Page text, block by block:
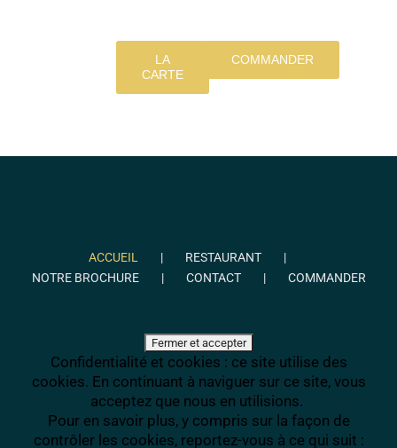
LA
CARTE
COMMANDER
ACCUEIL
RESTAURANT
NOTRE BROCHURE
CONTACT COMMANDER
Confidentialité et cookies : ce site utilise des
cookies. En continuant à naviguer sur ce site, vous
acceptez que nous en utilisions.
Pour en savoir plus, y compris sur la façon de
contrôler les cookies, reportez-vous à ce qui suit :